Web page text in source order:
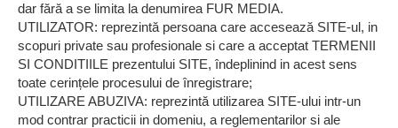
dar fără a se limita la denumirea FUR MEDIA.
UTILIZATOR: reprezintă persoana care accesează SITE-ul, in
scopuri private sau profesionale si care a acceptat TERMENII
SI CONDITIILE prezentului SITE, îndeplinind in acest sens
toate cerințele procesului de înregistrare;
UTILIZARE ABUZIVA: reprezintă utilizarea SITE-ului intr-un
mod contrar practicii in domeniu, a reglementarilor si ale